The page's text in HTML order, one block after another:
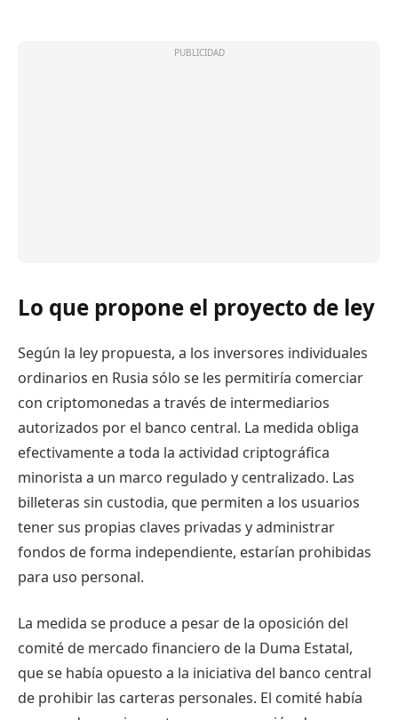
Lo que propone el proyecto de ley
Según la ley propuesta, a los inversores individuales
ordinarios en Rusia sólo se les permitiría comerciar
con criptomonedas a través de intermediarios
autorizados por el banco central. La medida obliga
efectivamente a toda la actividad criptográfica
minorista a un marco regulado y centralizado. Las
billeteras sin custodia, que permiten a los usuarios
tener sus propias claves privadas y administrar
fondos de forma independiente, estarían prohibidas
para uso personal.
La medida se produce a pesar de la oposición del
comité de mercado financiero de la Duma Estatal,
que se había opuesto a la iniciativa del banco central
de prohibir las carteras personales. El comité había